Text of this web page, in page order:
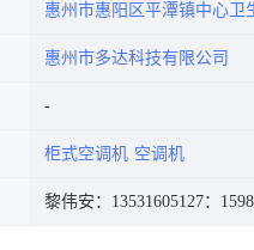
惠州市惠阳区平潭镇中心卫
惠州市多达科技有限公司
柜式空调机 空调机
黎伟安：13531605127：